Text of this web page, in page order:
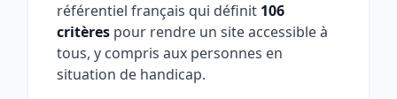
référentiel français qui définit 106
critères pour rendre un site accessible à
tous, y compris aux personnes en
situation de handicap.